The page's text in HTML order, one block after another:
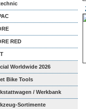
RED
Worldwide 2026
Bike Tools
/ Werkbank
Sortimente